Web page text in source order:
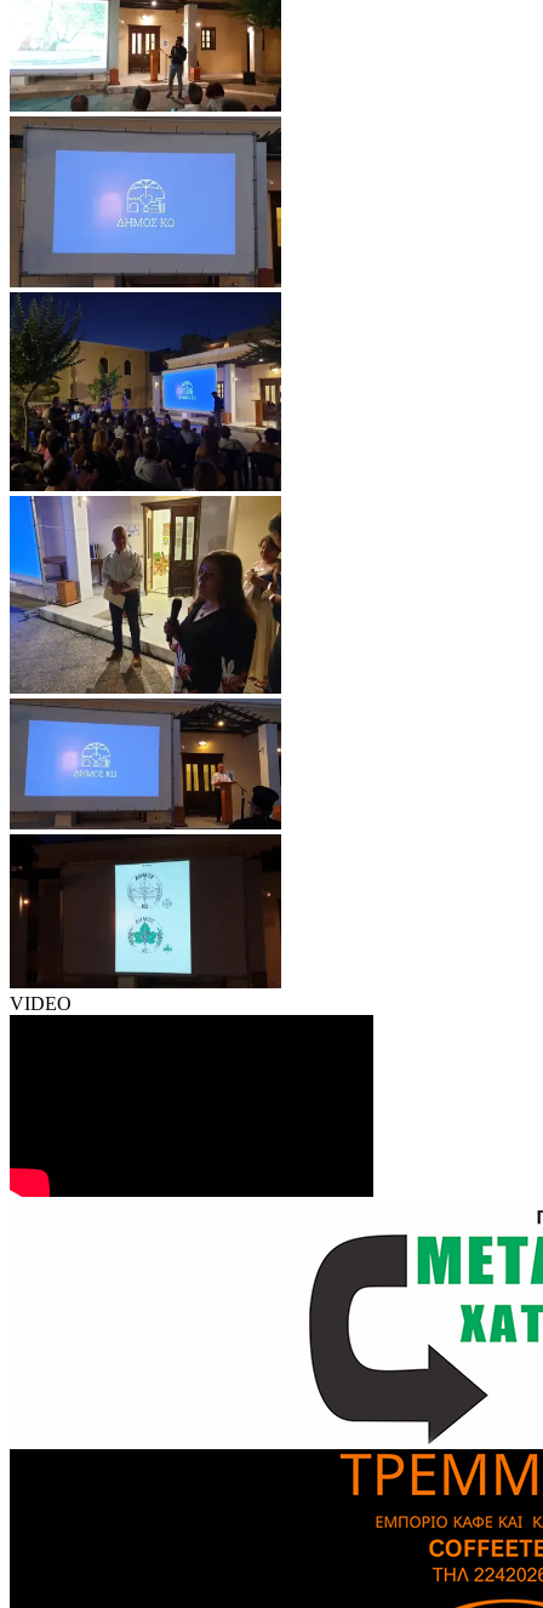
VIDEO